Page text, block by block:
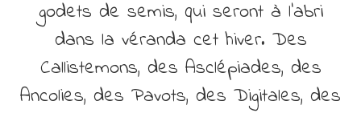
godets de semis, qui seront à l’abri
dans la véranda cet hiver. Des
Callistemons, des Asclépiades, des
Ancolies, des Pavots, des Digitales, des